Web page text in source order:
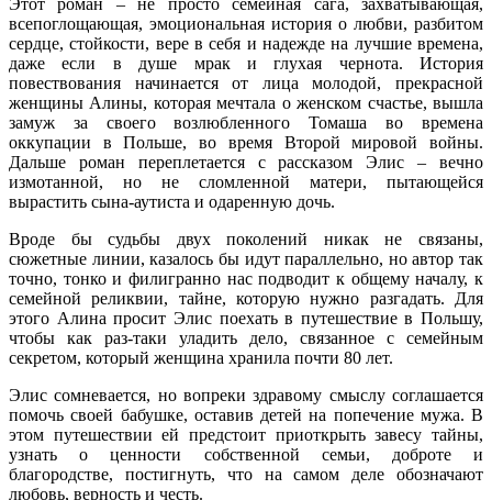
всепоглощающая, эмоциональная история о любви, разбитом
сердце, стойкости, вере в себя и надежде на лучшие времена,
даже если в душе мрак и глухая чернота. История
повествования начинается от лица молодой, прекрасной
женщины Алины, которая мечтала о женском счастье, вышла
замуж за своего возлюбленного Томаша во времена
оккупации в Польше, во время Второй мировой войны.
Дальше роман переплетается с рассказом Элис – вечно
измотанной, но не сломленной матери, пытающейся
вырастить сына-аутиста и одаренную дочь.
Вроде бы судьбы двух поколений никак не связаны,
сюжетные линии, казалось бы идут параллельно, но автор так
точно, тонко и филигранно нас подводит к общему началу, к
семейной реликвии, тайне, которую нужно разгадать. Для
этого Алина просит Элис поехать в путешествие в Польшу,
чтобы как раз-таки уладить дело, связанное с семейным
секретом, который женщина хранила почти 80 лет.
Элис сомневается, но вопреки здравому смыслу соглашается
помочь своей бабушке, оставив детей на попечение мужа. В
этом путешествии ей предстоит приоткрыть завесу тайны,
узнать о ценности собственной семьи, доброте и
благородстве, постигнуть, что на самом деле обозначают
любовь, верность и честь.